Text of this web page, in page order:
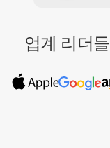
업계 리더